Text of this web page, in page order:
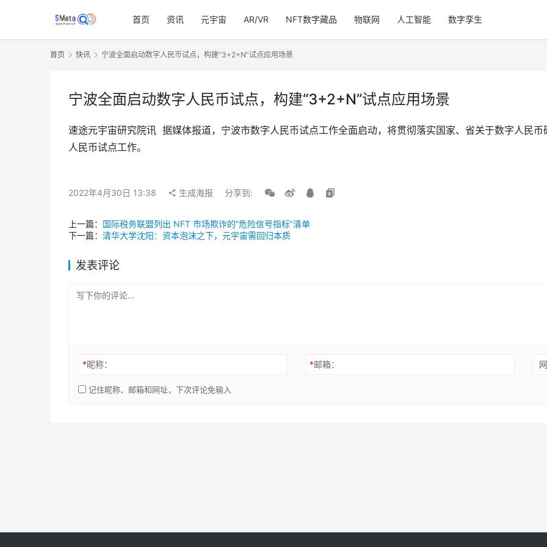
首页 资讯 元宇宙 AR/VR NFT数字藏品 物联网 人工智能 数字孪生
首页 快讯 宁波全面启动数字人民币试点，构建“3+2+N”试点应用场景
宁波全面启动数字人民币试点，构建“3+2+N”试点应用场景
速途元宇宙研究院讯  据媒体报道，宁波市数字人民币试点工作全面启动，将贯彻落实国家、省关于数字人民
人民币试点工作。
2022年4月30日 13:38 生成海报 分享到:
上一篇： 国际税务联盟列出 NFT 市场欺诈的“危险信号指标”清单
下一篇： 清华大学沈阳：资本泡沫之下，元宇宙需回归本质
发表评论
*昵称： *邮箱：
记住昵称、邮箱和网址，下次评论免输入